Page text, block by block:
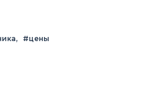
#цены